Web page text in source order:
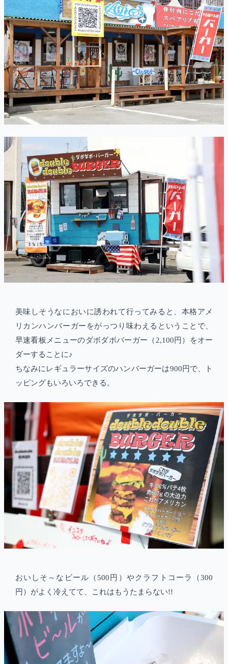
美味しそうなにおいに誘われて行ってみると、本格アメ
リカンハンバーガーをがっつり味わえるということで、
早速看板メニューのダボダボバーガー（2,100円）をオー
ダーすることに♪
ちなみにレギュラーサイズのハンバーガーは900円で、ト
ッピングもいろいろできる。
おいしそ～なビール（500円）やクラフトコーラ（300
円）がよく冷えてて、これはもうたまらない!!